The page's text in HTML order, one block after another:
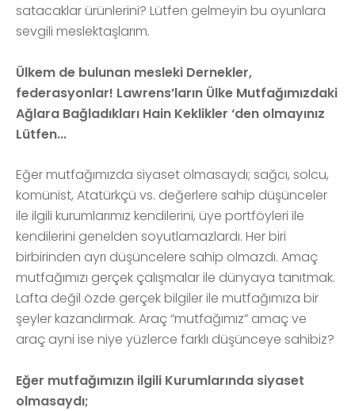
satacaklar ürünlerini? Lütfen gelmeyin bu oyunlara
sevgili meslektaşlarım.
Ülkem de bulunan mesleki Dernekler,
federasyonlar! Lawrens’ların Ülke Mutfağımızdaki
Ağlara Bağladıkları Hain Keklikler ‘den olmayınız
Lütfen...
Eğer mutfağımızda siyaset olmasaydı; sağcı, solcu,
komünist, Atatürkçü vs. değerlere sahip düşünceler
ile ilgili kurumlarımız kendilerini, üye portföyleri ile
kendilerini genelden soyutlamazlardı. Her biri
birbirinden ayrı düşüncelere sahip olmazdı. Amaç
mutfağımızı gerçek çalışmalar ile dünyaya tanıtmak.
Lafta değil özde gerçek bilgiler ile mutfağımıza bir
şeyler kazandırmak. Araç “mutfağımız” amaç ve
araç ayni ise niye yüzlerce farklı düşünceye sahibiz?
Eğer mutfağımızın ilgili Kurumlarında siyaset
olmasaydı;